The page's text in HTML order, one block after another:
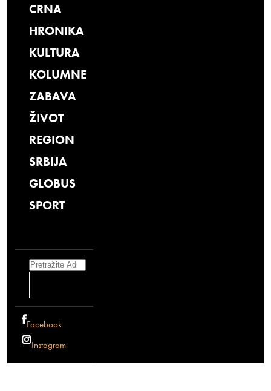
CRNA
HRONIKA
KULTURA
KOLUMNE
ZABAVA
ŽIVOT
REGION
SRBIJA
GLOBUS
SPORT
Search
Facebook
Instagram